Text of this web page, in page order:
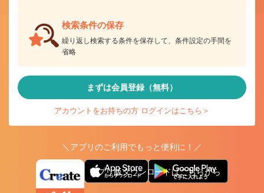
検索条件の保存
繰り返し検索する条件を保存して、条件設定の手間を
省略
まずは会員登録（無料）
アカウントをお持ちの方 ログインはこちら＞
＼アプリのご利用でもっと便利に！／
アプリ版ダウンロードはこちらから